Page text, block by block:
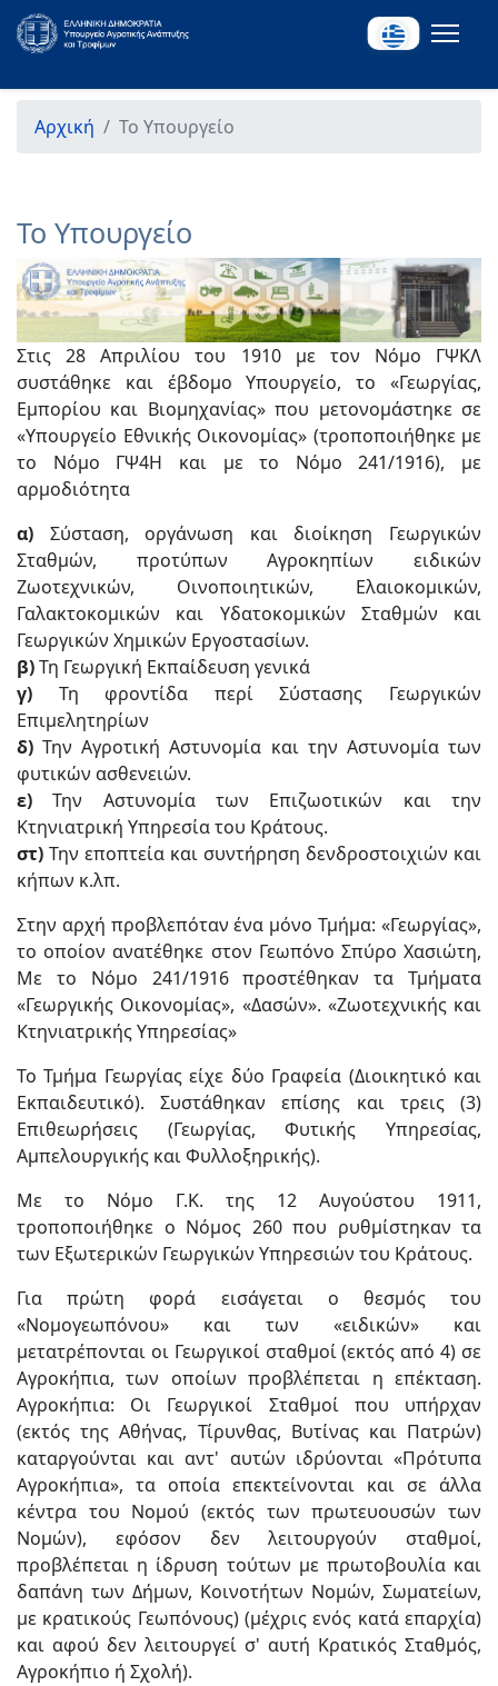
Αρχική Το Υπουργείο
Το Υπουργείο
Στις 28 Απριλίου του 1910 με τον Νόμο ΓΨΚΛ
συστάθηκε και έβδομο Υπουργείο, το «Γεωργίας,
Εμπορίου και Βιομηχανίας» που μετονομάστηκε σε
«Υπουργείο Εθνικής Οικονομίας» (τροποποιήθηκε με
το Νόμο ΓΨ4Η και με το Νόμο 241/1916), με
αρμοδιότητα
α) Σύσταση, οργάνωση και διοίκηση Γεωργικών
Σταθμών, προτύπων Αγροκηπίων ειδικών
Ζωοτεχνικών, Οινοποιητικών, Ελαιοκομικών,
Γαλακτοκομικών και Υδατοκομικών Σταθμών και
Γεωργικών Χημικών Εργοστασίων.
β)Τη Γεωργική Εκπαίδευση γενικά
γ) Τη φροντίδα περί Σύστασης Γεωργικών
Επιμελητηρίων
δ) Την Αγροτική Αστυνομία και την Αστυνομία των
φυτικών ασθενειών.
ε) Την Αστυνομία των Επιζωοτικών και την
Κτηνιατρική Υπηρεσία του Κράτους.
στ) Την εποπτεία και συντήρηση δενδροστοιχιών και
κήπων κ.λπ.
Στην αρχή προβλεπόταν ένα μόνο Τμήμα: «Γεωργίας»,
το οποίον ανατέθηκε στον Γεωπόνο Σπύρο Χασιώτη,
Με το Νόμο 241/1916 προστέθηκαν τα Τμήματα
«Γεωργικής Οικονομίας», «Δασών». «Ζωοτεχνικής και
Κτηνιατρικής Υπηρεσίας»
Το Τμήμα Γεωργίας είχε δύο Γραφεία (Διοικητικό και
Εκπαιδευτικό). Συστάθηκαν επίσης και τρεις (3)
Επιθεωρήσεις (Γεωργίας, Φυτικής Υπηρεσίας,
Αμπελουργικής και Φυλλοξηρικής).
Με το Νόμο Γ.Κ. της 12 Αυγούστου 1911,
τροποποιήθηκε ο Νόμος 260 που ρυθμίστηκαν τα
των Εξωτερικών Γεωργικών Υπηρεσιών του Κράτους.
Για πρώτη φορά εισάγεται ο θεσμός του
«Νομογεωπόνου» και των «ειδικών» και
μετατρέπονται οι Γεωργικοί σταθμοί (εκτός από 4) σε
Αγροκήπια, των οποίων προβλέπεται η επέκταση.
Αγροκήπια: Οι Γεωργικοί Σταθμοί που υπήρχαν
(εκτός της Αθήνας, Τίρυνθας, Βυτίνας και Πατρών)
καταργούνται και αντ' αυτών ιδρύονται «Πρότυπα
Αγροκήπια», τα οποία επεκτείνονται και σε άλλα
κέντρα του Νομού (εκτός των πρωτευουσών των
Νομών), εφόσον δεν λειτουργούν σταθμοί,
προβλέπεται η ίδρυση τούτων με πρωτοβουλία και
δαπάνη των Δήμων, Κοινοτήτων Νομών, Σωματείων,
με κρατικούς Γεωπόνους) (μέχρις ενός κατά επαρχία)
και αφού δεν λειτουργεί σ' αυτή Κρατικός Σταθμός,
Αγροκήπιο ή Σχολή).